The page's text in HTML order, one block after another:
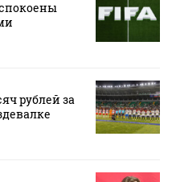
рублей за